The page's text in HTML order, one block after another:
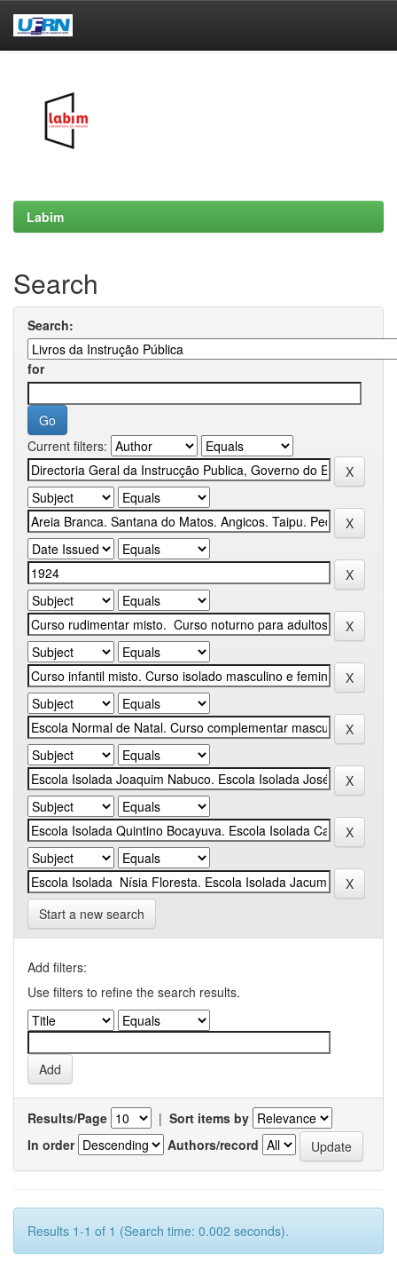
Labim
Search
Search:
for
Current filters:
Start a new search
Add filters:
Use filters to refine the search results.
Results/Page | Sort items by
In order
Authors/record
Results 1-1 of 1 (Search time: 0.002 seconds).